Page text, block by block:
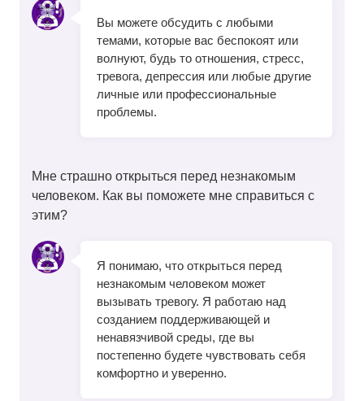
Вы можете обсудить с любыми
темами, которые вас беспокоят или
волнуют, будь то отношения, стресс,
тревога, депрессия или любые другие
личные или профессиональные
проблемы.
Мне страшно открыться перед незнакомым
человеком. Как вы поможете мне справиться с
этим?
Я понимаю, что открыться перед
незнакомым человеком может
вызывать тревогу. Я работаю над
созданием поддерживающей и
ненавязчивой среды, где вы
постепенно будете чувствовать себя
комфортно и уверенно.